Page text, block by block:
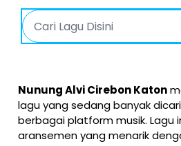
K-Pop
Nunung Alvi Cirebon Katon
lagu yang sedang banyak
berbagai platform musik. Lagu
aransemen yang menarik